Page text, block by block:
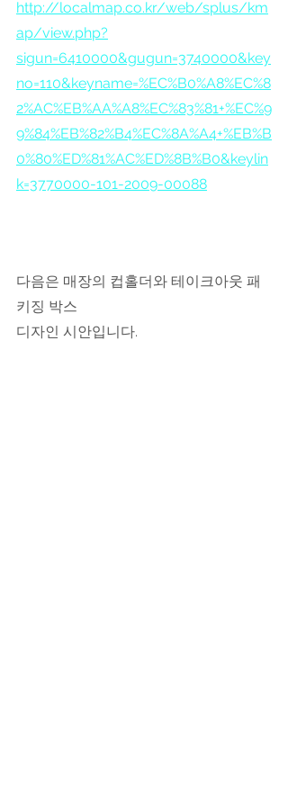
http://localmap.co.kr/web/splus/km
ap/view.php?
sigun=6410000&gugun=3740000&key
no=110&keyname=%EC%B0%A8%EC%8
2%AC%EB%AA%A8%EC%83%81+%EC%9
9%84%EB%82%B4%EC%8A%A4+%EB%B
0%80%ED%81%AC%ED%8B%B0&keylin
k=3770000-101-2009-00088
다음은 매장의 컵홀더와 테이크아웃 패
키징 박스
디자인 시안입니다.